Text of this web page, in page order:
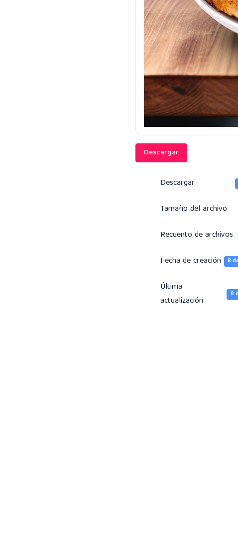
Descargar
Descargar
Tamaño del archivo
Recuento de archivos
Fecha de creación 8
Última
actualización
8